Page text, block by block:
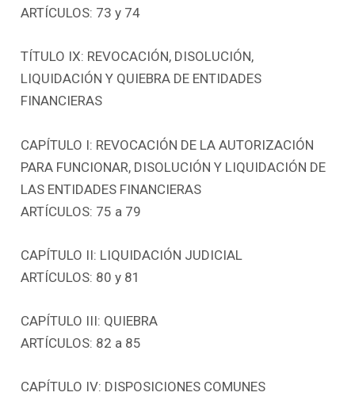
ARTÍCULOS: 73 y 74
TÍTULO IX: REVOCACIÓN, DISOLUCIÓN,
LIQUIDACIÓN Y QUIEBRA DE ENTIDADES
FINANCIERAS
CAPÍTULO I: REVOCACIÓN DE LA AUTORIZACIÓN
PARA FUNCIONAR, DISOLUCIÓN Y LIQUIDACIÓN DE
LAS ENTIDADES FINANCIERAS
ARTÍCULOS: 75 a 79
CAPÍTULO II: LIQUIDACIÓN JUDICIAL
ARTÍCULOS: 80 y 81
CAPÍTULO III: QUIEBRA
ARTÍCULOS: 82 a 85
CAPÍTULO IV: DISPOSICIONES COMUNES